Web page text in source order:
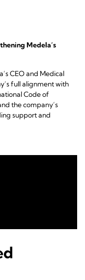
Medela’s
CEO and Medical
full alignment with
Code of
the company’s
support and